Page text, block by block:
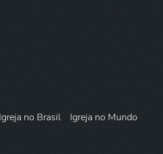
Igreja no Brasil
Igreja no Mundo